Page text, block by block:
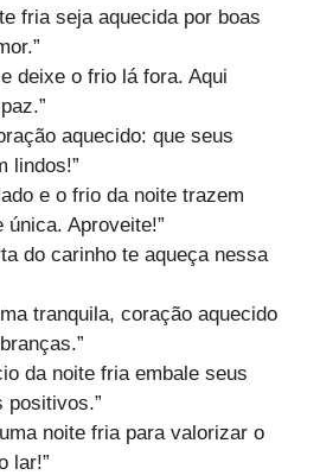
fria seja aquecida por boas
deixe o frio lá fora. Aqui
aquecido: que seus
lindos!”
e o frio da noite trazem
única. Aproveite!”
do carinho te aqueça nessa
tranquila, coração aquecido
da noite fria embale seus
positivos.”
noite fria para valorizar o
lar!”